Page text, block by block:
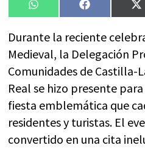
Compartir
en
WhatsAppCompartir
en
FacebookX
Durante la reciente
Medieval, la Delegación
Comunidades de Castilla-
Real se hizo presente
fiesta emblemática que
residentes y turistas. El
convertido en una cita